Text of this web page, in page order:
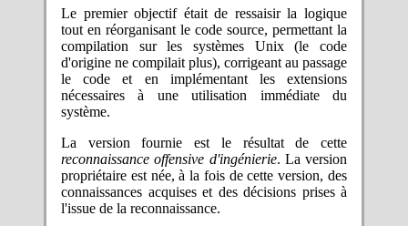
Le premier objectif était de ressaisir la logique
tout en réorganisant le code source, permettant la
compilation sur les systèmes Unix (le code
d'origine ne compilait plus), corrigeant au passage
le code et en implémentant les extensions
nécessaires à une utilisation immédiate du
système.
La version fournie est le résultat de cette
reconnaissance offensive d'ingénierie. La version
propriétaire est née, à la fois de cette version, des
connaissances acquises et des décisions prises à
l'issue de la reconnaissance.